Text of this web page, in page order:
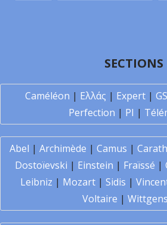
SECTIONS
Caméléon | Ελλάς | Expert|
Perfection | PI |
Abel | Archimède | Camus |
Dostoïevski | Einstein | Fraïssé |
Leibniz | Mozart | Sidis |
Voltaire |